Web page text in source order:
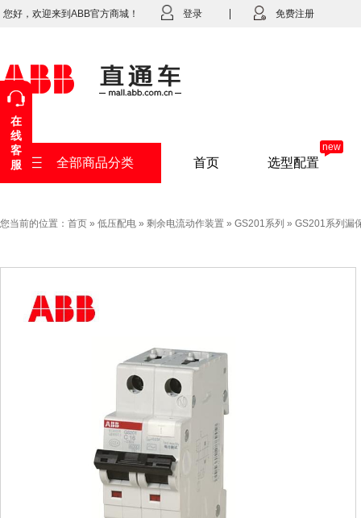
您好，欢迎来到ABB官方商城！ 登录 免费注册
全部商品分类 首页 选型配置
new
您当前的位置： 首页 » 低压配电 » 剩余电流动作装置 » GS201系列 » GS201系列漏
在
线
客
服